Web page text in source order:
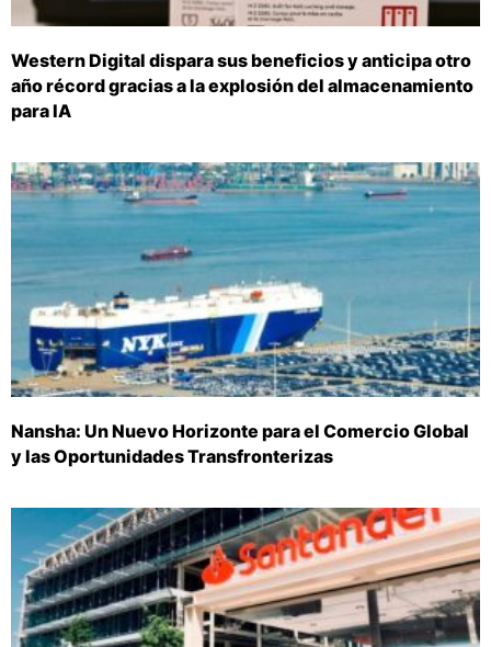
Western Digital dispara sus beneficios y anticipa otro
año récord gracias a la explosión del almacenamiento
para IA
Nansha: Un Nuevo Horizonte para el Comercio Global
y las Oportunidades Transfronterizas